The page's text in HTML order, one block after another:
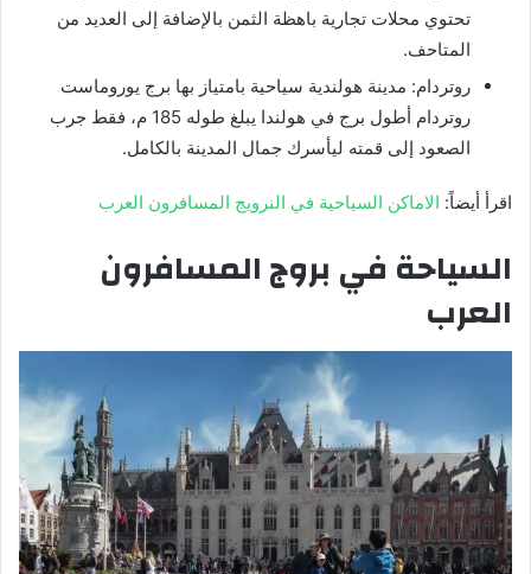
تحتوي محلات تجارية باهظة الثمن بالإضافة إلى العديد من
المتاحف.
روتردام: مدينة هولندية سياحية بامتياز بها برج يوروماست
روتردام أطول برج في هولندا يبلغ طوله 185 م، فقط جرب
الصعود إلى قمته ليأسرك جمال المدينة بالكامل.
اقرأ أيضاً: الاماكن السياحية في النرويج المسافرون العرب
السياحة في بروج المسافرون
العرب